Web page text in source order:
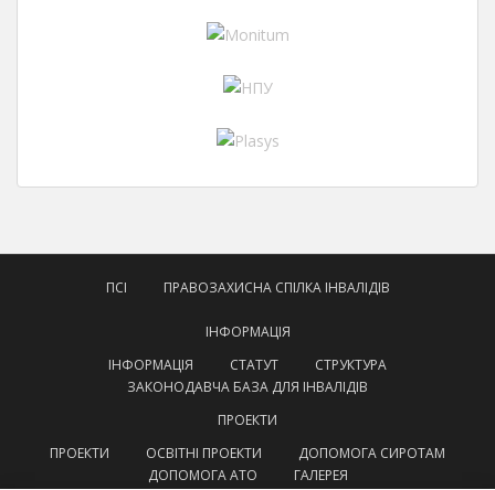
ПСІ ПРАВОЗАХИСНА СПІЛКА ІНВАЛІДІВ
ІНФОРМАЦІЯ
ІНФОРМАЦІЯ
СТАТУТ
СТРУКТУРА
ЗАКОНОДАВЧА БАЗА ДЛЯ ІНВАЛІДІВ
ПРОЕКТИ
ПРОЕКТИ
ОСВІТНІ ПРОЕКТИ
ДОПОМОГА СИРОТАМ
ДОПОМОГА АТО
ГАЛЕРЕЯ